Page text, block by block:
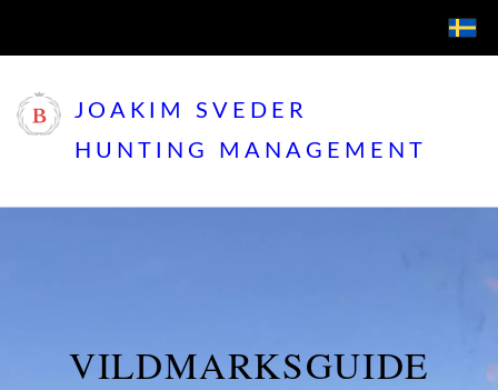
JOAKIM SVEDER
HUNTING MANAGEMENT
VILDMARKSGUIDE